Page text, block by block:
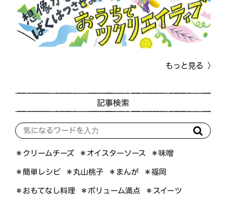
もっと見る
記事検索
＊クリームチーズ ＊オイスターソース ＊味噌
＊簡単レシピ ＊丸山桃子 ＊まんが ＊福岡
＊おもてなし料理 ＊ボリューム満点 ＊スイーツ